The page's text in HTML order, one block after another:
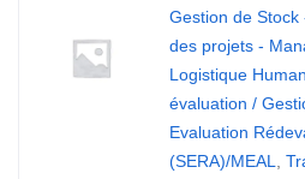
Gestion de Stock
des projets -
Logistique
évaluation /
Evaluation
(SERA)/MEAL,